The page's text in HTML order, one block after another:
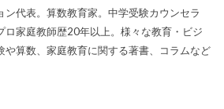
ン代表。算数教育家。中学受験カウンセラ
ロ家庭教師歴20年以上。様々な教育・ビジ
や算数、家庭教育に関する著書、コラムなど